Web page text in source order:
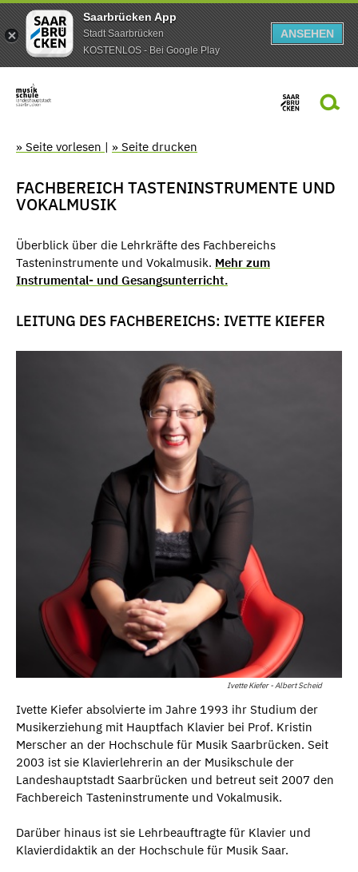
Saarbrücken App
Stadt Saarbrücken
KOSTENLOS - Bei Google Play
ANSEHEN
» Seite vorlesen | » Seite drucken
FACHBEREICH TASTENINSTRUMENTE UND
VOKALMUSIK
Überblick über die Lehrkräfte des Fachbereichs
Tasteninstrumente und Vokalmusik. Mehr zum
Instrumental- und Gesangsunterricht.
LEITUNG DES FACHBEREICHS: IVETTE KIEFER
Ivette Kiefer - Albert Scheid
Ivette Kiefer absolvierte im Jahre 1993 ihr Studium der
Musikerziehung mit Hauptfach Klavier bei Prof. Kristin
Merscher an der Hochschule für Musik Saarbrücken. Seit
2003 ist sie Klavierlehrerin an der Musikschule der
Landeshauptstadt Saarbrücken und betreut seit 2007 den
Fachbereich Tasteninstrumente und Vokalmusik.
Darüber hinaus ist sie Lehrbeauftragte für Klavier und
Klavierdidaktik an der Hochschule für Musik Saar.